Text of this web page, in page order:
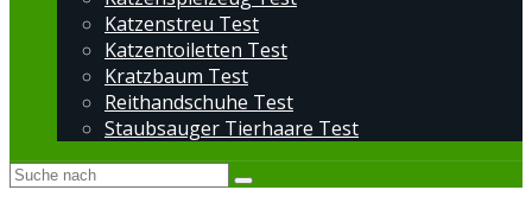
Katzenstreu Test
Katzentoiletten Test
Kratzbaum Test
Reithandschuhe Test
Staubsauger Tierhaare Test